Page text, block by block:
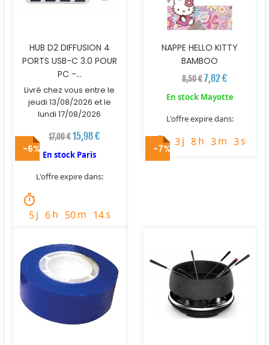
HUB D2 DIFFUSION 4
PORTS USB-C 3.0 POUR
PC -...
Livré chez vous entre le
jeudi 13/08/2026 et le
lundi 17/08/2026
17,00 € 15,98 €
En stock Paris
L'offre expire dans:
timer
5j 6h 50m 13s
NAPPE HELLO KITTY
BAMBOO
8,50 € 7,82 €
En stock Mayotte
L'offre expire dans:
timer 3j 8h 3m 2s
-6% -7%